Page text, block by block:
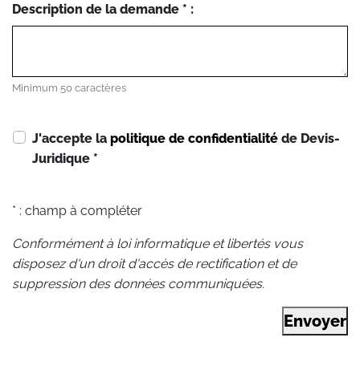
Description de la demande * :
Minimum 50 caractères
J'accepte la politique de confidentialité de Devis-
Juridique *
* : champ à compléter
Conformément à loi informatique et libertés vous
disposez d'un droit d'accès de rectification et de
suppression des données communiquées.
Envoyer